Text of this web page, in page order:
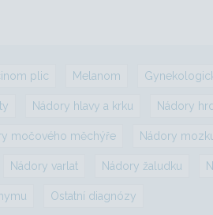
plic Melanom
Nádory hlavy a krku Nádory
močového měchýře Nádory
Nádory varlat Nádory žaludku
Ostatní diagnózy